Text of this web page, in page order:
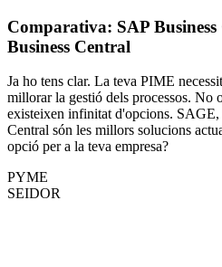
Comparativa: SAP
Business Central
Ja ho tens clar. La teva PIME
millorar la gestió dels processos. No
existeixen infinitat d'opcions.
Central són les millors solucions
opció per a la teva empresa?
PYME
SEIDOR